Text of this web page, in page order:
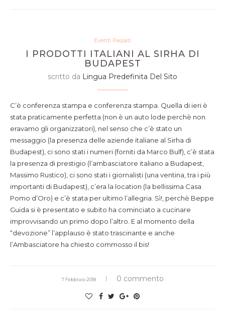
Eventi Passati
I PRODOTTI ITALIANI AL SIRHA DI
BUDAPEST
scritto da Lingua Predefinita Del Sito
C’è conferenza stampa e conferenza stampa. Quella di ieri è
stata praticamente perfetta (non è un auto lode perchè non
eravamo gli organizzatori), nel senso che c’è stato un
messaggio (la presenza delle aziende italiane al Sirha di
Budapest), ci sono stati i numeri (forniti da Marco Bulf), c’è stata
la presenza di prestigio (l’ambasciatore italiano a Budapest,
Massimo Rustico), ci sono stati i giornalisti (una ventina, tra i più
importanti di Budapest), c’era la location (la bellissima Casa
Pomo d’Oro) e c’è stata per ultimo l’allegria. Sì!, perchè Beppe
Guida si è presentato e subito ha cominciato a cucinare
improvvisando un primo dopo l’altro. E al momento della
“devozione” l’applauso è stato trascinante e anche
l’Ambasciatore ha chiesto commosso il bis!
7 Febbraio 2018 0 commento